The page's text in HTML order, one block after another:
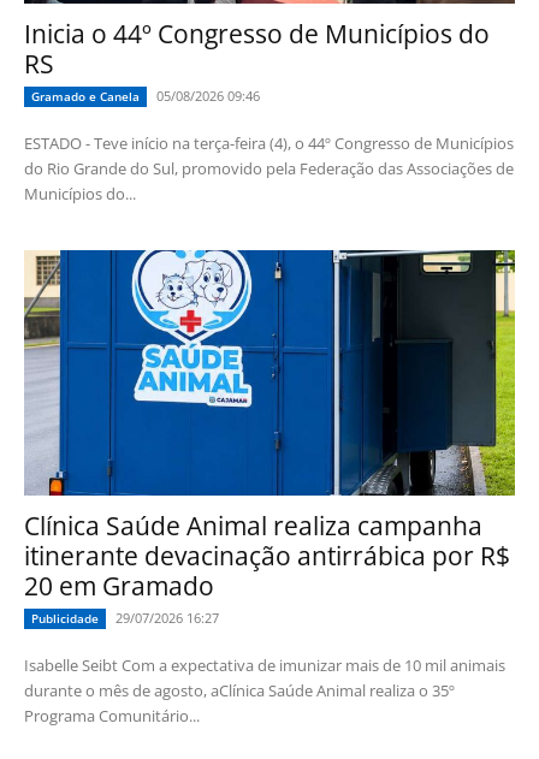
Inicia o 44º Congresso de Municípios do
RS
Gramado e Canela 05/08/2026 09:46
ESTADO - Teve início na terça-feira (4), o 44º Congresso de Municípios
do Rio Grande do Sul, promovido pela Federação das Associações de
Municípios do...
Clínica Saúde Animal realiza campanha
itinerante devacinação antirrábica por R$
20 em Gramado
Publicidade 29/07/2026 16:27
Isabelle Seibt Com a expectativa de imunizar mais de 10 mil animais
durante o mês de agosto, aClínica Saúde Animal realiza o 35º
Programa Comunitário...